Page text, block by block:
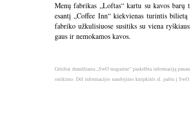
Menų fabrikas „Loftas“ kartu su kavos
esantį „Coffee Inn“ kiekvienas turintis
fabriko užkulisiuose susitiks su viena
gaus ir nemokamos kavos.
Griežtai draudžiama „SwO magazine“ paskelbta informaciją
sutikimo. Dėl informacijos naudojimo kreipkitės el. paštu į